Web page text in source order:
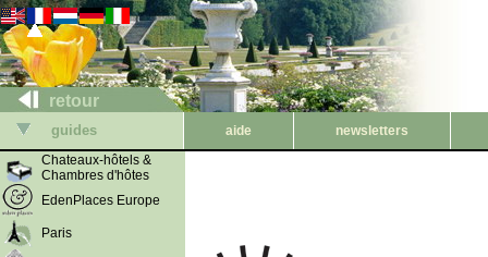
retour
guides aide
newsletters
Chateaux-hôtels &
Chambres d'hôtes
EdenPlaces Europe
Paris